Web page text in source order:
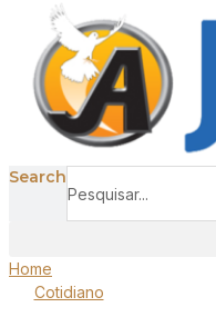
Search
Home
Cotidiano